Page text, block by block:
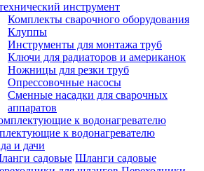
инструмент
Комплекты сварочного оборудования
Клуппы
Инструменты для монтажа труб
Ключи для радиаторов и американок
Ножницы для резки труб
Опрессовочные насосы
Сменные насадки для сварочных
аппаратов
к водонагревателю
и дачи
Шланги садовые